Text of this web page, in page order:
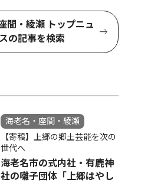
間・綾瀬 トップニュ
の記事を検索
海老名・座間・綾瀬
【寄稿】上郷の郷土芸能を次の
世代へ
海老名市の式内社・有鹿神
社の囃子団体「上郷はやし